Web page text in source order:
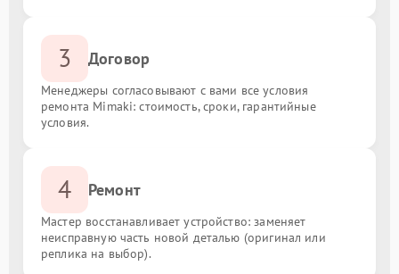
3 Договор
Менеджеры согласовывают с вами все условия
ремонта Mimaki: стоимость, сроки, гарантийные
условия.
4 Ремонт
Мастер восстанавливает устройство: заменяет
неисправную часть новой деталью (оригинал или
реплика на выбор).